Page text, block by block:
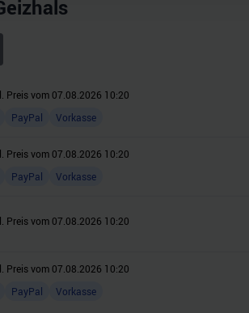
mit weiteren Daten zusammen, die Sie
haben.
Preis vom 07.08.2026 10:20
PayPal Vorkasse
Preis vom 07.08.2026 10:20
PayPal Vorkasse
Preis vom 07.08.2026 10:20
Preis vom 07.08.2026 10:20
PayPal Vorkasse